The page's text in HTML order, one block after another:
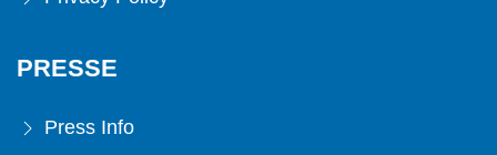
PRESSE
Press Info